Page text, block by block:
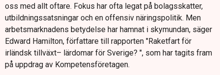
oss med allt oftare. Fokus har ofta legat på bolagsskatter,
utbildningssatsningar och en offensiv näringspolitik. Men
arbetsmarknadens betydelse har hamnat i skymundan, säger
Edward Hamilton, författare till rapporten "Raketfart för
irländsk tillväxt– lärdomar för Sverige? ", som har tagits fram
på uppdrag av Kompetensföretagen.